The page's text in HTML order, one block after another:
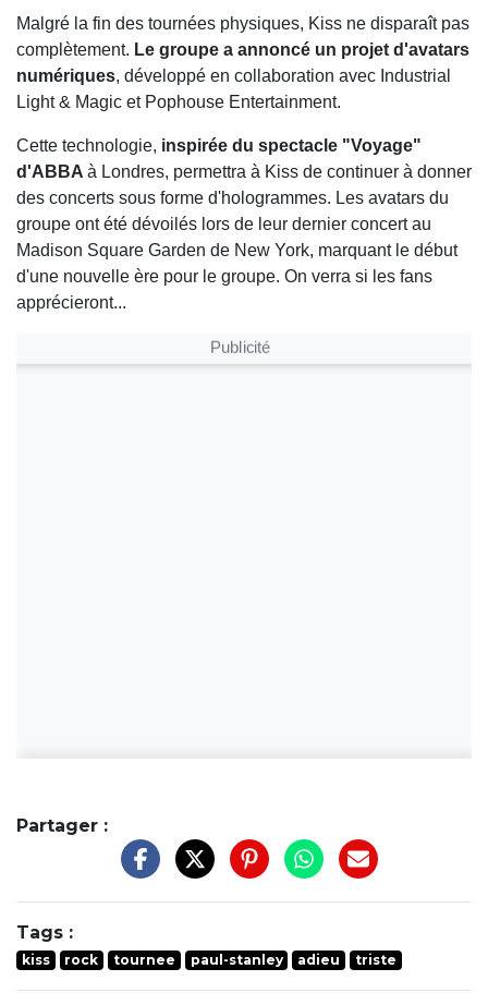
Malgré la fin des tournées physiques, Kiss ne disparaît pas
complètement. Le groupe a annoncé un projet d'avatars
numériques, développé en collaboration avec Industrial
Light & Magic et Pophouse Entertainment.
Cette technologie, inspirée du spectacle "Voyage"
d'ABBA à Londres, permettra à Kiss de continuer à donner
des concerts sous forme d'hologrammes. Les avatars du
groupe ont été dévoilés lors de leur dernier concert au
Madison Square Garden de New York, marquant le début
d'une nouvelle ère pour le groupe. On verra si les fans
apprécieront...
Publicité
Partager :
Tags :
kiss rock tournee paul-stanley adieu triste